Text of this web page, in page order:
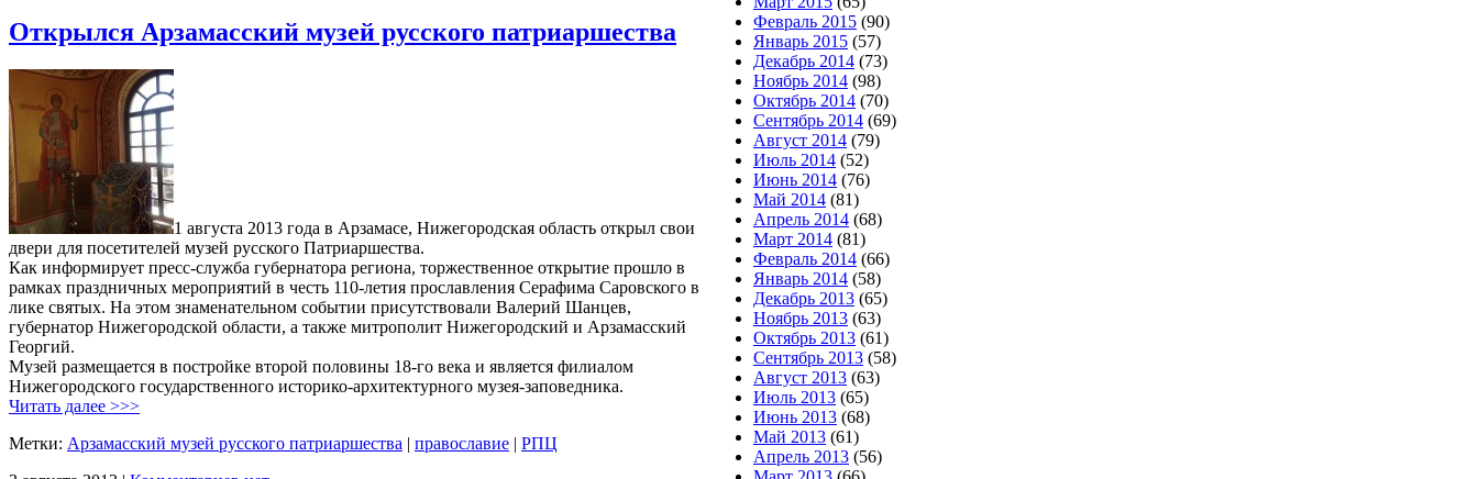
Открылся Арзамасский музей русского патриаршества
1 августа 2013 года в Арзамасе, Нижегородская область открыл свои
двери для посетителей музей русского Патриаршества.
Как информирует пресс-служба губернатора региона, торжественное открытие прошло в
рамках праздничных мероприятий в честь 110-летия прославления Серафима Саровского в
лике святых. На этом знаменательном событии присутствовали Валерий Шанцев,
губернатор Нижегородской области, а также митрополит Нижегородский и Арзамасский
Георгий.
Музей размещается в постройке второй половины 18-го века и является филиалом
Нижегородского государственного историко-архитектурного музея-заповедника.
Читать далее >>>
Метки: Арзамасский музей русского патриаршества | православие | РПЦ
Февраль 2015 (90)
Январь 2015 (57)
Декабрь 2014 (73)
Ноябрь 2014 (98)
Октябрь 2014 (70)
Сентябрь 2014 (69)
Август 2014 (79)
Июль 2014 (52)
Июнь 2014 (76)
Май 2014 (81)
Апрель 2014 (68)
Март 2014 (81)
Февраль 2014 (66)
Январь 2014 (58)
Декабрь 2013 (65)
Ноябрь 2013 (63)
Октябрь 2013 (61)
Сентябрь 2013 (58)
Август 2013 (63)
Июль 2013 (65)
Июнь 2013 (68)
Май 2013 (61)
Апрель 2013 (56)